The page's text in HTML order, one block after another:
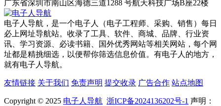
广东省深圳市南山区海德三道1288 号航天科技广场B座22楼
电子人导航，是一个电子人（电子工程师、采购、销售）每日
必上网址导航站。收录了工具、软件、商城、品牌、行业资
讯、学习资源、必读书籍、国外优秀网站等相关网站，每个网
址都是精挑细选，以便帮你筛选信息价值。有电子人的地方，
就有电子人导航。
友情链接 关于我们 免责声明 提交收录 广告合作 站点地图
Copyright © 2025 电子人导航 浙ICP备2024136202号-1 声明：